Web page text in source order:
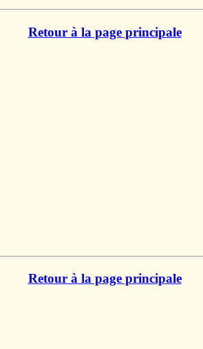
Retour à la page principale
Retour à la page principale